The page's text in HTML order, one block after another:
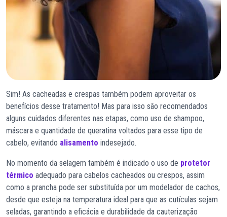
Sim! As cacheadas e crespas também podem aproveitar os
benefícios desse tratamento! Mas para isso são recomendados
alguns cuidados diferentes nas etapas, como uso de shampoo,
máscara e quantidade de queratina voltados para esse tipo de
cabelo, evitando alisamento indesejado.
No momento da selagem também é indicado o uso de protetor
térmico adequado para cabelos cacheados ou crespos, assim
como a prancha pode ser substituída por um modelador de cachos,
desde que esteja na temperatura ideal para que as cutículas sejam
seladas, garantindo a eficácia e durabilidade da cauterização